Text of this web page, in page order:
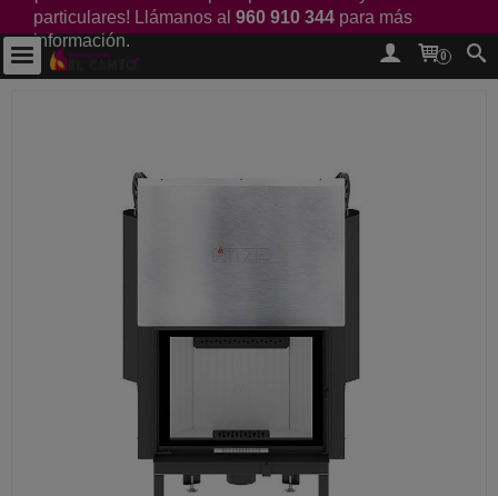
particulares! Llámanos al 960 910 344 para más
información.
0